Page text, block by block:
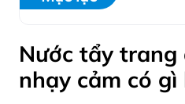
Nước tẩy trang
nhạy cảm có gì